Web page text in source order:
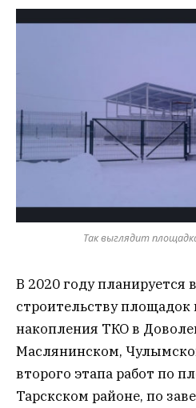
Так выглядит
В 2020 году планируется
строительству площадок
накопления ТКО в
Маслянинском,
второго этапа работ по
Тарскском районе, по